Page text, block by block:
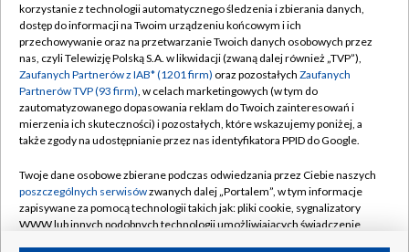
TVP
Abonament TVP
Emisja w TVP
Centrum informacji TVP
Naziemna Telewizja Cyfrowa
Rada Programowa
System NOS
Informacje o nadawcy
Regulamin TVP
Polityka prywatności
Moje zgody
Pomoc
Kontakt
korzystanie z technologii automatycznego śledzenia i zbierania danych,
dostęp do informacji na Twoim urządzeniu końcowym i ich
przechowywanie oraz na przetwarzanie Twoich danych osobowych przez
nas, czyli Telewizję Polską S.A. w likwidacji (zwaną dalej również „TVP”),
Zaufanych Partnerów z IAB* (1201 firm) oraz pozostałych Zaufanych
Partnerów TVP (93 firm), w celach marketingowych (w tym do
zautomatyzowanego dopasowania reklam do Twoich zainteresowań i
mierzenia ich skuteczności) i pozostałych, które wskazujemy poniżej, a
także zgody na udostępnianie przez nas identyfikatora PPID do Google.
Twoje dane osobowe zbierane podczas odwiedzania przez Ciebie naszych
poszczególnych serwisówzwanych dalej „Portalem”, w tym informacje
zapisywane za pomocą technologii takich jak: pliki cookie, sygnalizatory
WWW lub innych podobnych technologii umożliwiających świadczenie